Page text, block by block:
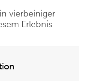
vierbeiniger
Erlebnis